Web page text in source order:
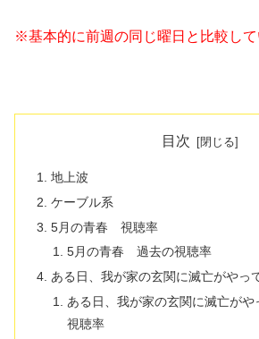
※基本的に前週の同じ曜日と比較して
目次
地上波
ケーブル系
5月の青春 視聴率
5月の青春 過去の視聴率
ある日、我が家の玄関に滅亡がや
ある日、我が家の玄関に滅亡が
視聴率